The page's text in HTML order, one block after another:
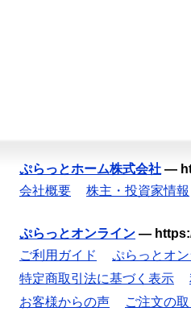
ぷらっとホーム株式会社 —
会社概要
株主・投資家情報
ぷらっとオンライン —
ご利用ガイド
ぷらっとオ
特定商取引法に基づく表示
お客様からの声
ご注文の